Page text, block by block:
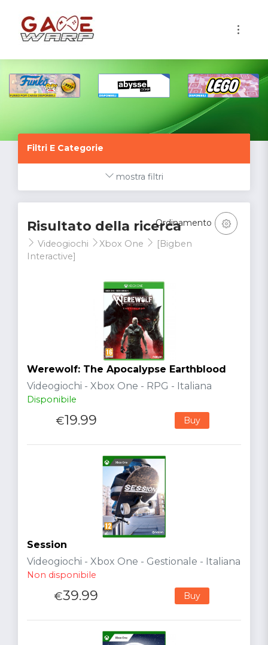
Filtri E Categorie
mostra filtri
Risultato della ricerca
Videogiochi Xbox One
[Bigben
Interactive]
Ordinamento
Werewolf: The Apocalypse Earthblood
Videogiochi - Xbox One - RPG - Italiana
Disponibile
€19.99 Buy
Session
Videogiochi - Xbox One - Gestionale - Italiana
Non disponibile
€39.99 Buy